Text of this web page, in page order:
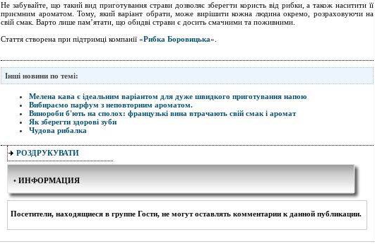
Не забувайте, що такий вид приготування страви дозволяє зберегти користь від рибки, а також наситити її
приємним ароматом. Тому, який варіант обрати, може вирішити кожна людина окремо, розраховуючи на
свій смак. Варто лише пам’ятати, що обидві страви є досить смачними та поживними.
Стаття створена при підтримці компанії «Рибка Боровицька».
Інші новини по темі:
Мелена кава є ідеальним варіантом для дуже швидкого приготування напою
Вибираємо парфум з неповторним ароматом.
Винороби б'ють на сполох: французькі вина втрачають свій смак і аромат
Як зберегти здорові зуби
Чудова рибалка
РОЗДРУКУВАТИ
• ИНФОРМАЦИЯ
Посетители, находящиеся в группе Гости, не могут оставлять комментарии к данной публикации.